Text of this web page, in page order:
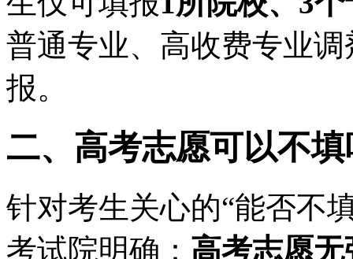
普通专业、高收费专业
报。
二、高考志愿可以不
针对考生关心的“能否不
考试院明确： 高考志愿